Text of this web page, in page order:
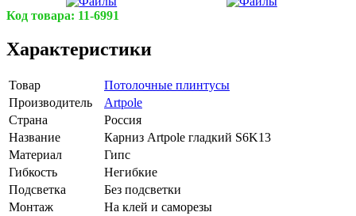
Код товара: 11-6991
Характеристики
Товар
Потолочные плинтусы
Производитель
Artpole
Страна
Россия
Название
Карниз Artpole гладкий S6K13
Материал
Гипс
Гибкость
Негибкие
Подсветка
Без подсветки
Монтаж
На клей и саморезы